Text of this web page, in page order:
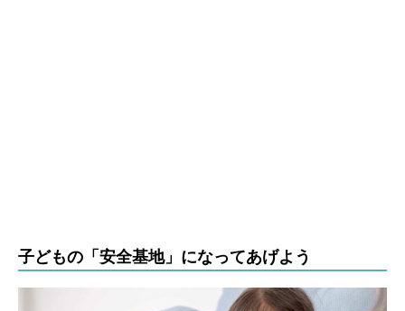
子どもの「安全基地」になってあげよう